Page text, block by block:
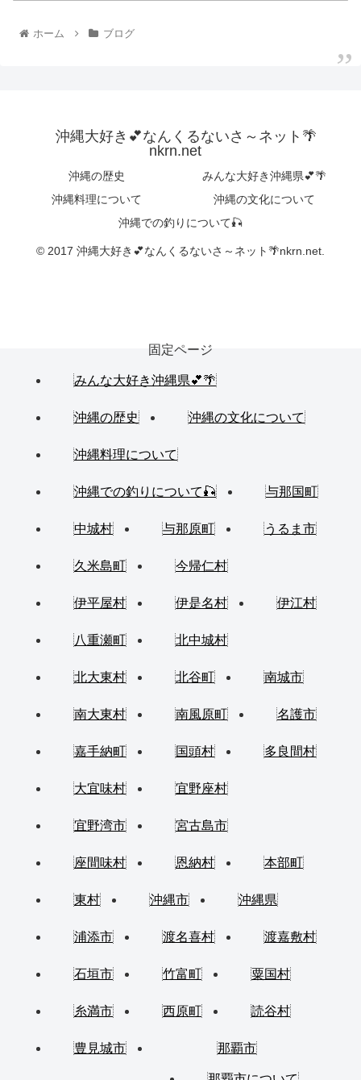
ホーム ブログ
沖縄大好き💕なんくるないさ～ネット🌴
nkrn.net
沖縄の歴史
みんな大好き沖縄県💕🌴
沖縄料理について
沖縄の文化について
沖縄での釣りについて🎣
© 2017 沖縄大好き💕なんくるないさ～ネット🌴nkrn.net.
固定ページ
みんな大好き沖縄県💕🌴
沖縄の歴史 沖縄の文化について
沖縄料理について
沖縄での釣りについて🎣 与那国町
中城村 与那原町 うるま市
久米島町 今帰仁村
伊平屋村 伊是名村 伊江村
八重瀬町 北中城村
北大東村 北谷町 南城市
南大東村 南風原町 名護市
嘉手納町 国頭村 多良間村
大宜味村 宜野座村
宜野湾市 宮古島市
座間味村 恩納村 本部町
東村 沖縄市 沖縄県
浦添市 渡名喜村 渡嘉敷村
石垣市 竹富町 粟国村
糸満市 西原町 読谷村
豊見城市 那覇市